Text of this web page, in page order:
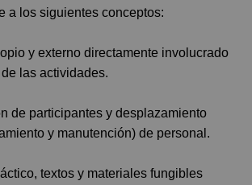
a los siguientes conceptos:
y externo directamente involucrado
las actividades.
de participantes y desplazamiento
y manutención) de personal.
textos y materiales fungibles